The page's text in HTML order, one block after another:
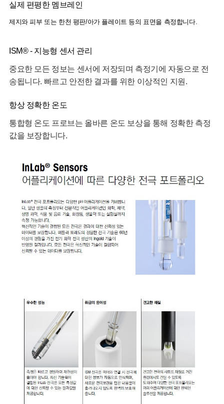
실제 편평한 멤브레인
제지와 피부 또는 한천 평판/아가 플레이트 등의 표면을 측정합니다.
ISM® - 지능형 센서 관리
중요한 모든 정보는 센서에 저장되며 측정기에 자동으로 전
송됩니다. 빠르고 안전한 결과를 위한 이상적인 지원.
항상 정확한 온도
통합형 온도 프로브는 올바른 온도 보상을 통해 정확한 측정
값을 보장합니다.